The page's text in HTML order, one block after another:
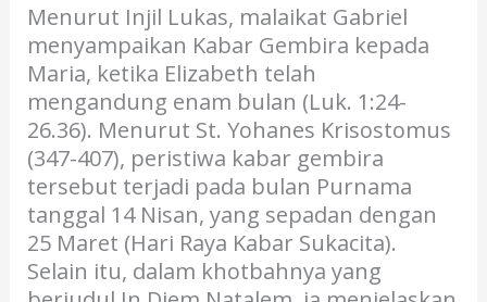
Menurut Injil Lukas, malaikat Gabriel
menyampaikan Kabar Gembira kepada
Maria, ketika Elizabeth telah
mengandung enam bulan (Luk. 1:24-
26.36). Menurut St. Yohanes Krisostomus
(347-407), peristiwa kabar gembira
tersebut terjadi pada bulan Purnama
tanggal 14 Nisan, yang sepadan dengan
25 Maret (Hari Raya Kabar Sukacita).
Selain itu, dalam khotbahnya yang